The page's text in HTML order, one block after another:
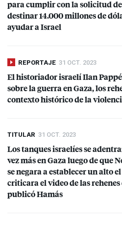
para cumplir con la solicitud
destinar 14.000 millones de
ayudar a Israel
REPORTAJE 31 OCT. 2023
El historiador israelí Ilan
sobre la guerra en Gaza, los
contexto histórico de la
TITULAR 31 OCT. 2023
Los tanques israelíes se
vez más en Gaza luego de que
se negara a establecer un alto
criticara el video de las rehenes
publicó Hamás